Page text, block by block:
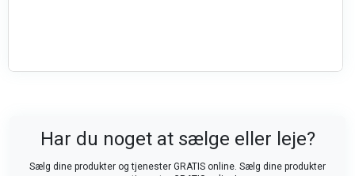
Har du noget at sælge eller leje?
Sælg dine produkter og tjenester GRATIS online. Sælg dine produkter